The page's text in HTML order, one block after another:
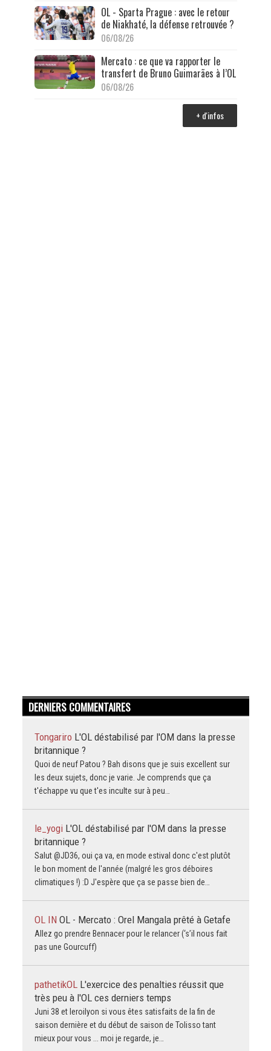
OL - Sparta Prague : avec le retour
de Niakhaté, la défense retrouvée ?
06/08/26
Mercato : ce que va rapporter le
transfert de Bruno Guimarães à l’OL
06/08/26
+ d'infos
DERNIERS COMMENTAIRES
Tongariro L'OL déstabilisé par l'OM dans la presse
britannique ?
Quoi de neuf Patou ? Bah disons que je suis excellent sur
les deux sujets, donc je varie. Je comprends que ça
t'échappe vu que t'es inculte sur à peu…
le_yogi L'OL déstabilisé par l'OM dans la presse
britannique ?
Salut @JD36, oui ça va, en mode estival donc c'est plutôt
le bon moment de l'année (malgré les gros déboires
climatiques !) :D J'espère que ça se passe bien de…
OL IN OL - Mercato : Orel Mangala prêté à Getafe
Allez go prendre Bennacer pour le relancer (‘s’il nous fait
pas une Gourcuff)
pathetikOL L'exercice des penalties réussit que
très peu à l'OL ces derniers temps
Juni 38 et leroilyon si vous êtes satisfaits de la fin de
saison dernière et du début de saison de Tolisso tant
mieux pour vous ... moi je regarde, je…